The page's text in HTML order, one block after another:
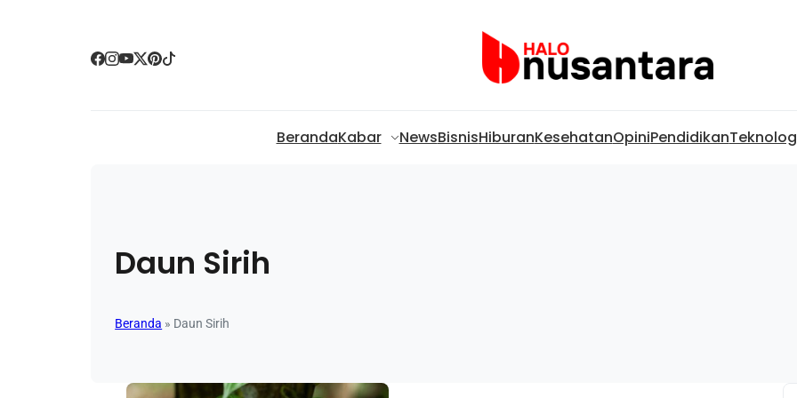
BerandaKabar NewsBisnisHiburanKesehatanOpiniPendidikan
Daun Sirih
Beranda » Daun Sirih